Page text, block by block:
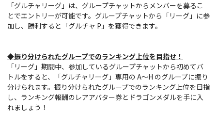
「グルチャリーグ」は、グループチャットからメンバーを募るこ
とでエントリーが可能です。グループチャットから「リーグ」に参
加し、勝利すると「グルチャ P」を獲得できます。
◆振り分けられたグループでのランキング上位を目指せ！
「リーグ」期間中、参加しているグループチャットから初めてバ
トルをすると、「グルチャリーグ」専用の A～H のグループに振り
分けられます。振り分けられたグループでのランキング上位を目指
し、ランキング報酬のレアアバター券とドラゴンメダルを手に入
れましょう！